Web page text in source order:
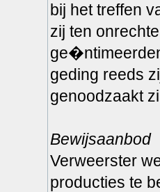
bij het treffen
zij ten
geding reeds
genoodzaakt
Bewijsaanbod
Verweerster
producties te